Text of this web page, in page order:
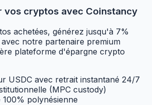
vos cryptos avec Coinstancy
achetées, générez jusqu'à 7%
notre partenaire premium
plateforme d'épargne crypto
USDC avec retrait instantané 24/7
(MPC custody)
100% polynésienne